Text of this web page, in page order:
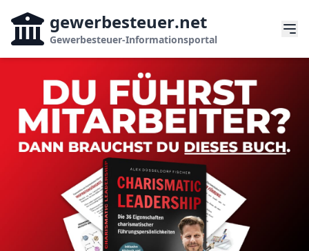
gewerbesteuer.net
Gewerbesteuer-Informationsportal